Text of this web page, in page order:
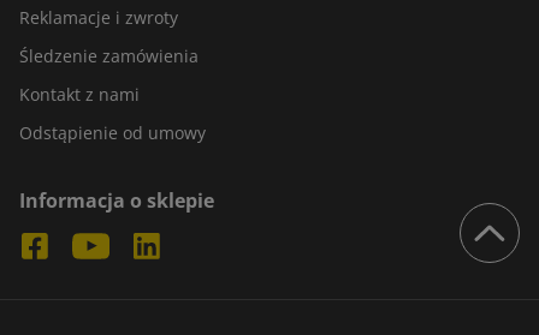
Reklamacje i zwroty
Śledzenie zamówienia
Kontakt z nami
Odstąpienie od umowy
Informacja o sklepie